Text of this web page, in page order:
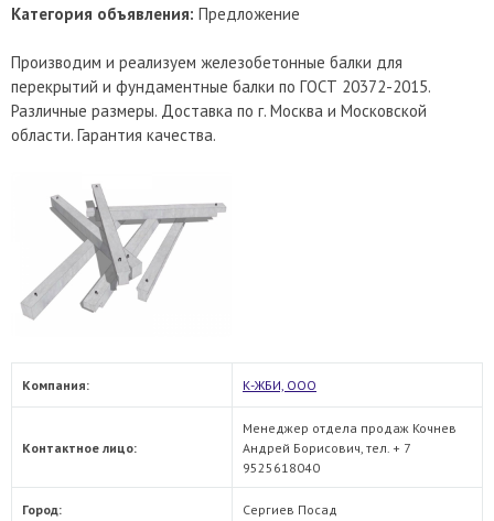
Категория объявления: Предложение
Производим и реализуем железобетонные балки для
перекрытий и фундаментные балки по ГОСТ 20372-2015.
Различные размеры. Доставка по г. Москва и Московской
области. Гарантия качества.
Отмена Отправить сообщение
Компания: К-ЖБИ, ООО
Контактное лицо:
Менеджер отдела продаж Кочнев
Андрей Борисович, тел. + 7
9525618040
Город: Сергиев Посад